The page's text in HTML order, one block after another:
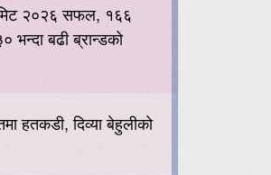
२०२६ सफल, १६६
भन्दा बढी ब्रान्डको
हतकडी, दिव्या बेहुलीको